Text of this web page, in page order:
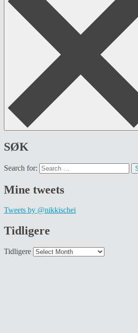
SØK
Search for:
Mine tweets
Tweets by @nikkischei
Tidligere
Tidligere